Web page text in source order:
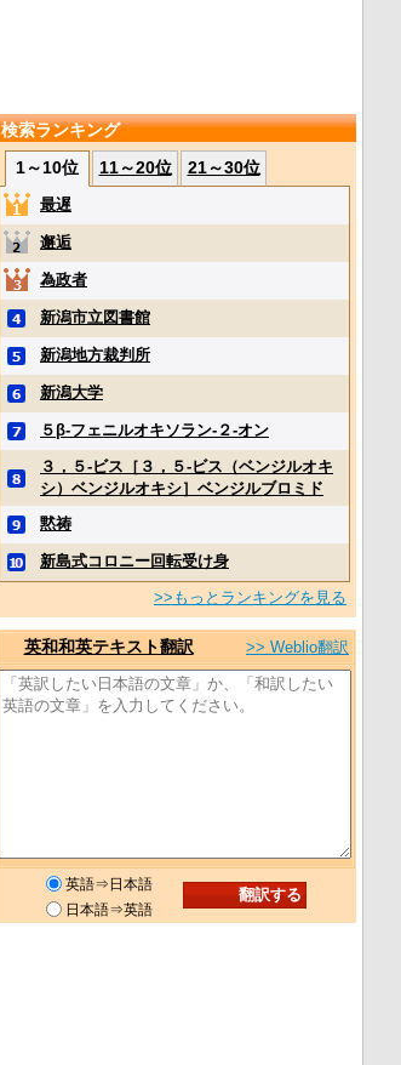
検索ランキング
1～10位
11～20位 21～30位
最遅
邂逅
為政者
新潟市立図書館
新潟地方裁判所
新潟大学
５β‐フェニルオキソラン‐２‐オン
３，５‐ビス［３，５‐ビス（ベンジルオキ
シ）ベンジルオキシ］ベンジルブロミド
黙祷
新島式コロニー回転受け身
>>もっとランキングを見る
英和和英テキスト翻訳 >> Weblio翻訳
英語⇒日本語
日本語⇒英語